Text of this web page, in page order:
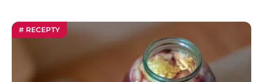
# RECEPTY